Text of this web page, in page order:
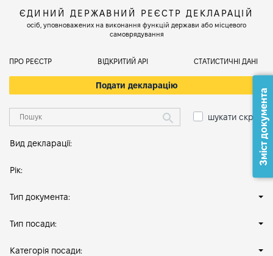
ЄДИНИЙ ДЕРЖАВНИЙ РЕЄСТР ДЕКЛАРАЦІЙ
осіб, уповноважених на виконання функцій держави або місцевого
самоврядування
ПРО РЕЄСТР ВІДКРИТИЙ АРІ СТАТИСТИЧНІ ДАНІ
Подати декларацію
шукати скрізь
Вид декларації:
Рік:
Тип документа:
Тип посади:
Категорія посади:
Зміст документа